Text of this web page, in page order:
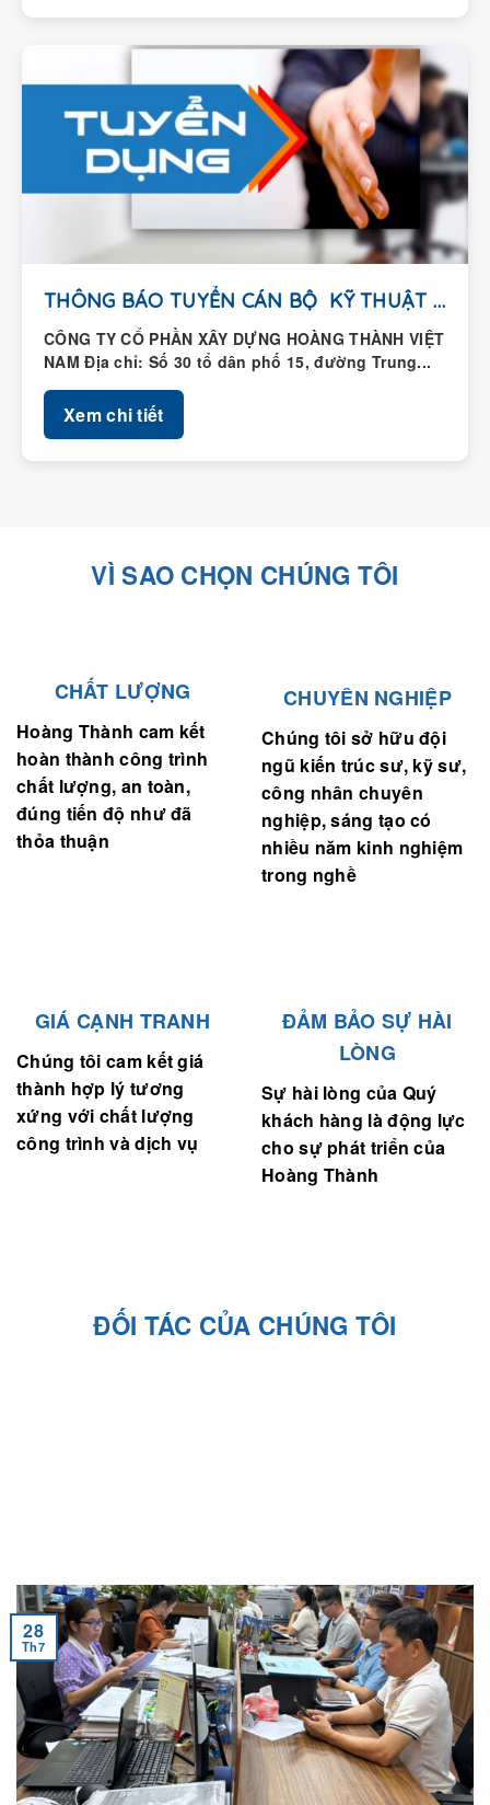
THÔNG BÁO TUYỂN CÁN BỘ KỸ THUẬT HIỆN...
CÔNG TY CỔ PHẦN XÂY DỰNG HOÀNG THÀNH VIỆT
NAM Địa chỉ: Số 30 tổ dân phố 15, đường Trung...
Xem chi tiết
VÌ SAO CHỌN CHÚNG TÔI
CHẤT LƯỢNG
Hoàng Thành cam kết
hoàn thành công trình
chất lượng, an toàn,
đúng tiến độ như đã
thỏa thuận
CHUYÊN NGHIỆP
Chúng tôi sở hữu đội
ngũ kiến trúc sư, kỹ sư,
công nhân chuyên
nghiệp, sáng tạo có
nhiều năm kinh nghiệm
trong nghề
GIÁ CẠNH TRANH
Chúng tôi cam kết giá
thành hợp lý tương
xứng với chất lượng
công trình và dịch vụ
ĐẢM BẢO SỰ HÀI
LÒNG
Sự hài lòng của Quý
khách hàng là động lực
cho sự phát triển của
Hoàng Thành
ĐỐI TÁC CỦA CHÚNG TÔI
28
Th7